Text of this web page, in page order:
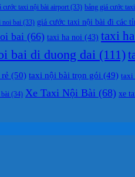
cước taxi nội bài airport (33) bảng giá cước
noi bai (33) giá cước taxi nội bài đi các
bai (66) taxi ha noi (43) taxi
bai di duong dai (111)
(50) taxi nội bài trọn gói (49) taxi
(34) Xe Taxi Nội Bài (68) xe